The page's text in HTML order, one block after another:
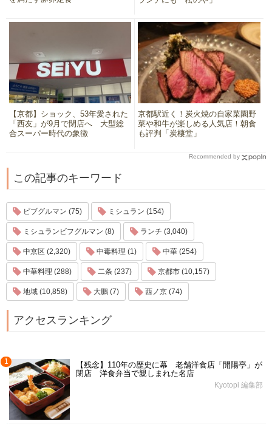
【京都】ショック、53年愛された
「西友」が9月で閉店へ 大型総
合スーパー時代の象徴
京都駅近く！炭火焼の自家菜園野
菜や和牛が楽しめる人気店！朝食
も評判「炭棲堂」
Recommended by
この記事のキーワード
ビブグルマン (75) ミシュラン (154)
ミシュランビフグルマン (8) ランチ (3,040)
中京区 (2,320) 中毒料理 (1) 中華 (254)
中華料理 (288) 二条 (237) 京都市 (10,157)
地域 (10,858) 大鵬 (7) 西ノ京 (74)
アクセスランキング
1
【残念】110年の歴史に幕 老舗洋食店「開陽亭」が
閉店 洋食弁当で親しまれた名店
Kyotopi 編集部